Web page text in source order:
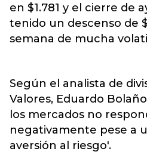
en $1.781 y el cierre de
tenido un descenso de
semana de mucha
Según el analista de
Valores, Eduardo
los mercados no
negativamente pese a
aversión al riesgo'.